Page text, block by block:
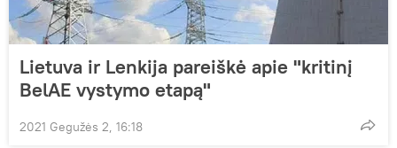
Lietuva ir Lenkija pareiškė apie "kritinį
BelAE vystymo etapą"
2021 Gegužės 2, 16:18